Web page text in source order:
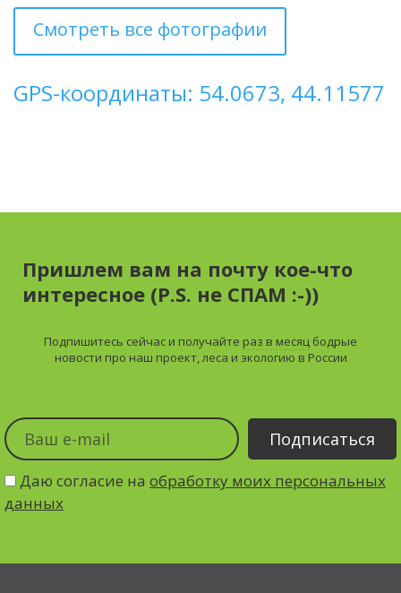
Смотреть все фотографии
GPS-координаты: 54.0673, 44.11577
Пришлем вам на почту кое-что
интересное (P.S. не СПАМ :-))
Подпишитесь сейчас и получайте раз в месяц бодрые
новости про наш проект, леса и экологию в России
Даю согласие на обработку моих персональных
данных